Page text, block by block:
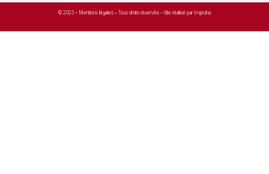
© 2023 – Mentions légales – Tous droits réservés – Site réalisé par Improba